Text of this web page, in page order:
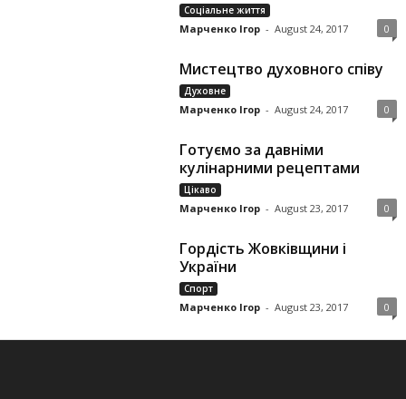
Соціальне життя
Марченко Ігор - August 24, 2017 0
Мистецтво духовного співу
Духовне
Марченко Ігор - August 24, 2017 0
Готуємо за давніми
кулінарними рецептами
Цікаво
Марченко Ігор - August 23, 2017 0
Гордість Жовківщини і
України
Спорт
Марченко Ігор - August 23, 2017 0